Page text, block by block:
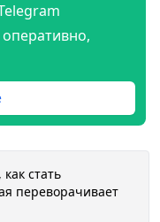
стать
переворачивает